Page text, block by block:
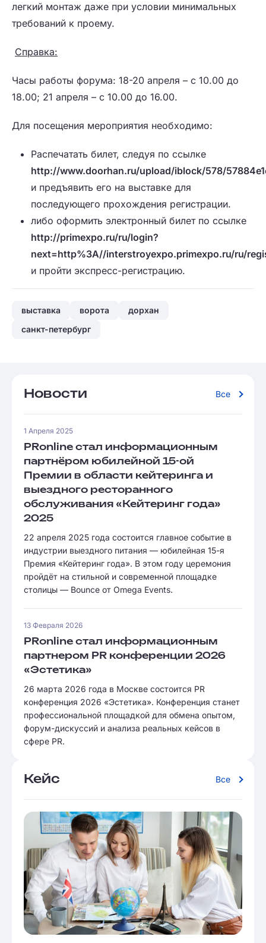
легкий монтаж даже при условии минимальных
требований к проему.
Справка:
Часы работы форума: 18-20 апреля – с 10.00 до
18.00; 21 апреля – с 10.00 до 16.00.
Для посещения мероприятия необходимо:
Распечатать билет, следуя по ссылке
http://www.doorhan.ru/upload/iblock/578/
и предъявить его на выставке для
последующего прохождения регистрации.
либо оформить электронный билет по ссылке
http://primexpo.ru/ru/login?
next=http%3A//interstroyexpo.primexpo.ru/ru/
и пройти экспресс-регистрацию.
выставка ворота
дорхан
санкт-петербург
Новости Все
1 Апреля 2025
PRonline стал информационным
партнёром юбилейной 15-ой
Премии в области кейтеринга и
выездного ресторанного
обслуживания «Кейтеринг года»
2025
22 апреля 2025 года состоится главное событие в
индустрии выездного питания — юбилейная 15-я
Премия «Кейтеринг года». В этом году церемония
пройдёт на стильной и современной площадке
столицы — Bounce от Omega Events.
13 Февраля 2026
PRonline стал информационным
партнером PR конференции 2026
«Эстетика»
26 марта 2026 года в Москве состоится PR
конференция 2026 «Эстетика». Конференция станет
профессиональной площадкой для обмена опытом,
форум-дискуссий и анализа реальных кейсов в
сфере PR.
Кейс Все